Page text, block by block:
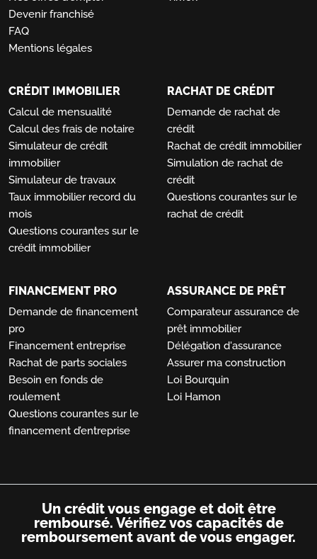
Devenir franchisé
FAQ
Mentions légales
CRÉDIT IMMOBILIER
Calcul de mensualité
Calcul des frais de notaire
Simulateur de crédit
immobilier
Simulateur de travaux
Taux immobilier record du
mois
Questions courantes sur le
crédit immobilier
RACHAT DE CRÉDIT
Demande de rachat de
crédit
Rachat de crédit immobilier
Simulation de rachat de
crédit
Questions courantes sur le
rachat de crédit
FINANCEMENT PRO
Demande de financement
pro
Financement entreprise
Rachat de parts sociales
Besoin en fonds de
roulement
Questions courantes sur le
financement d’entreprise
ASSURANCE DE PRÊT
Comparateur assurance de
prêt immobilier
Délégation d'assurance
Assurer ma construction
Loi Bourquin
Loi Hamon
Un crédit vous engage et doit être
remboursé. Vérifiez vos capacités de
remboursement avant de vous engager.